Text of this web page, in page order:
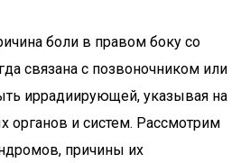
боли в правом боку со
связана с позвоночником или
иррадиирующей, указывая на
органов и систем. Рассмотрим
причины их